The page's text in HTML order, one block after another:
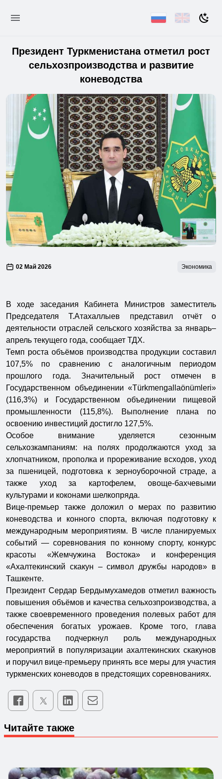
Президент Туркменистана отметил рост
сельхозпроизводства и развитие
коневодства
02 Май 2026 Экономика
В ходе заседания Кабинета Министров заместитель
Председателя Т.Атахаллыев представил отчёт о
деятельности отраслей сельского хозяйства за январь–
апрель текущего года, сообщает ТДХ.
Темп роста объёмов производства продукции составил
107,5% по сравнению с аналогичным периодом
прошлого года. Значительный рост отмечен в
Государственном объединении «Türkmengallaönümleri»
(116,3%) и Государственном объединении пищевой
промышленности (115,8%). Выполнение плана по
освоению инвестиций достигло 127,5%.
Особое внимание уделяется сезонным
сельхозкампаниям: на полях продолжаются уход за
хлопчатником, прополка и прореживание всходов, уход
за пшеницей, подготовка к зерноуборочной страде, а
также уход за картофелем, овоще-бахчевыми
культурами и коконами шелкопряда.
Вице-премьер также доложил о мерах по развитию
коневодства и конного спорта, включая подготовку к
международным мероприятиям. В числе планируемых
событий — соревнования по конному спорту, конкурс
красоты «Жемчужина Востока» и конференция
«Ахалтекинский скакун – символ дружбы народов» в
Ташкенте.
Президент Сердар Бердымухамедов отметил важность
повышения объёмов и качества сельхозпроизводства, а
также своевременного проведения полевых работ для
обеспечения богатых урожаев. Кроме того, глава
государства подчеркнул роль международных
мероприятий в популяризации ахалтекинских скакунов
и поручил вице-премьеру принять все меры для участия
туркменских коневодов в предстоящих соревнованиях.
Читайте также